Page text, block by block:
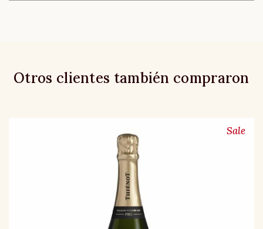
Otros clientes también compraron
Sale